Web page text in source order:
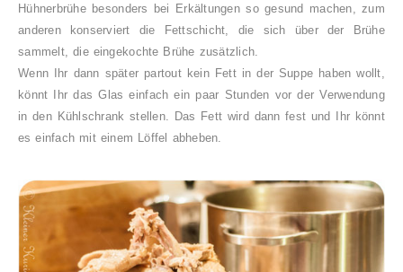
Hühnerbrühe besonders bei Erkältungen so gesund machen, zum
anderen konserviert die Fettschicht, die sich über der Brühe
sammelt, die eingekochte Brühe zusätzlich.
Wenn Ihr dann später partout kein Fett in der Suppe haben wollt,
könnt Ihr das Glas einfach ein paar Stunden vor der Verwendung
in den Kühlschrank stellen. Das Fett wird dann fest und Ihr könnt
es einfach mit einem Löffel abheben.